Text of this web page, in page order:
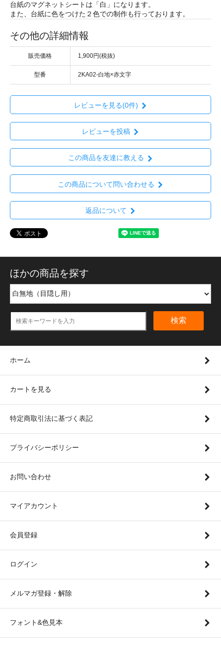
台紙のマグネットシートは「白」になります。
また、台紙に色をつけた２色での制作も行っております。
その他の詳細情報
販売価格 1,900円(税抜)
型番 2KA02-白地×赤文字
レビューを見る(0件)
レビューを投稿
この商品を友達に教える
この商品について問い合わせる
返品について
ほかの商品を探す
検索
ホーム
カートを見る
特定商取引法に基づく表記
プライバシーポリシー
お問い合わせ
マイアカウント
会員登録
ログイン
メルマガ登録・解除
フォント&色見本